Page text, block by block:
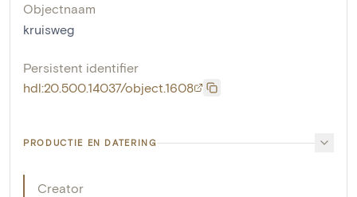
Objectnaam
kruisweg
Persistent identifier
hdl:20.500.14037/object.1608
PRODUCTIE EN DATERING
Creator